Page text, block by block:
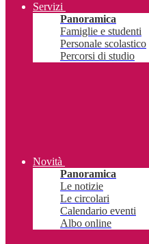
Servizi
Panoramica
Famiglie e studenti
Personale scolastico
Percorsi di studio
Novità
Panoramica
Le notizie
Le circolari
Calendario eventi
Albo online